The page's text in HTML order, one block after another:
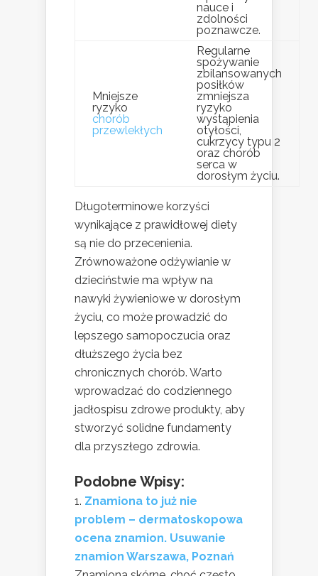
nauce i
zdolności
poznawcze.
Mniejsze
ryzyko
chorób
przewlekłych
Regularne
spożywanie
zbilansowanych
posiłków
zmniejsza
ryzyko
wystąpienia
otyłości,
cukrzycy typu 2
oraz chorób
serca w
dorosłym życiu.
Długoterminowe korzyści
wynikające z prawidłowej diety
są nie do przecenienia.
Zrównoważone odżywianie w
dzieciństwie ma wpływ na
nawyki żywieniowe w dorosłym
życiu, co może prowadzić do
lepszego samopoczucia oraz
dłuższego życia bez
chronicznych chorób. Warto
wprowadzać do codziennego
jadłospisu zdrowe produkty, aby
stworzyć solidne fundamenty
dla przyszłego zdrowia.
Podobne Wpisy:
Znamiona to już nie
problem – dermatoskopowa
ocena znamion. Usuwanie
znamion Warszawa, Poznań